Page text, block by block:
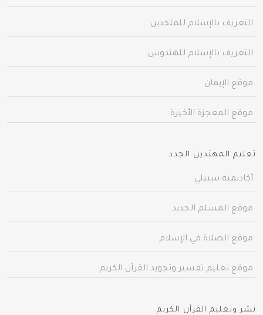
التعريف بالإسلام للملحدين
التعريف بالإسلام للهندوس
موقع الإيمان
موقع المعجزة الأخيرة
تعليم المهتدين الجدد
أكاديمية سبيلي
موقع المسلم الجديد
موقع الصلاة في الإسلام
موقع تعليم تفسير وتجويد القرآن الكريم
نشر وتعليم القرآن الكريم